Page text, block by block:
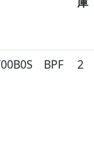
BPF 2